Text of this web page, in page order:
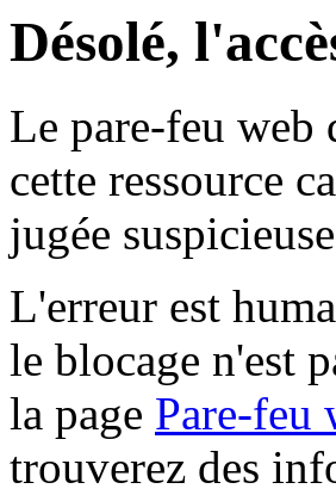
Désolé,
Le pare-feu web
cette ressource
jugée
L'erreur est
le blocage n'est
la page Pare-feu
trouverez des